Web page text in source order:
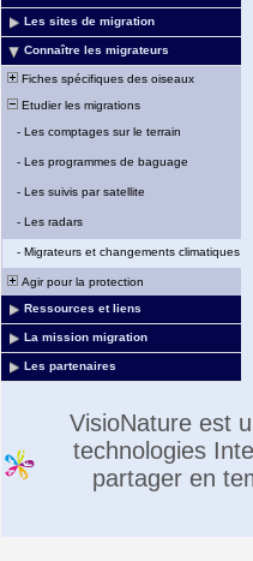
Les sites de migration
Connaître les migrateurs
Fiches spécifiques des oiseaux
Etudier les migrations
- Les comptages sur le terrain
- Les programmes de baguage
- Les suivis par satellite
- Les radars
- Migrateurs et changements climatiques
Agir pour la protection
Ressources et liens
La mission migration
Les partenaires
VisioNature est
technologies
partager en